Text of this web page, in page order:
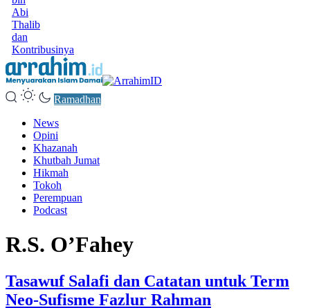
Abi
Thalib
dan
Kontribusinya
Ramadhan
News
Opini
Khazanah
Khutbah Jumat
Hikmah
Tokoh
Perempuan
Podcast
R.S. O’Fahey
Tasawuf Salafi dan Catatan untuk Term
Neo-Sufisme Fazlur Rahman